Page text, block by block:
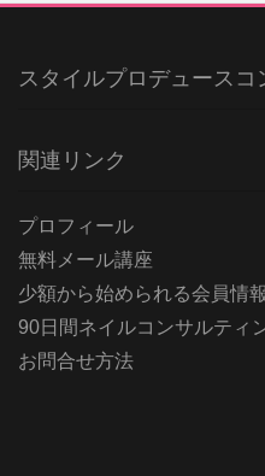
スタイルプロデュース
関連リンク
プロフィール
無料メール講座
少額から始められる会員情
90日間ネイルコンサルティ
お問合せ方法